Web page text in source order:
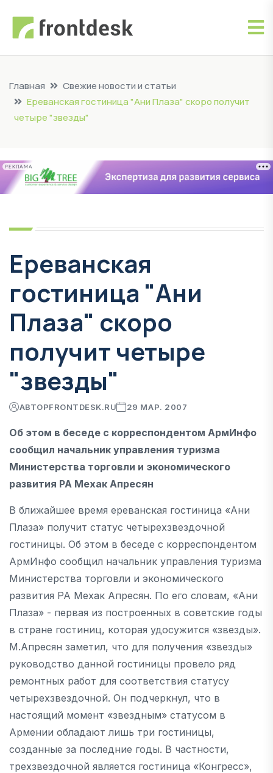
Главная
Свежие новости и статьи
Ереванская гостиница "Ани Плаза" скоро получит
четыре "звезды"
РЕКЛАМА
Ереванская
гостиница "Ани
Плаза" скоро
получит четыре
"звезды"
АВТОРFRONTDESK.RU 29 МАР. 2007
Об этом в беседе с корреспондентом АрмИнфо
сообщил начальник управления туризма
Министерства торговли и экономического
развития РА Мехак Апресян
В ближайшее время ереванская гостиница «Ани
Плаза» получит статус четырехзвездочной
гостиницы. Об этом в беседе с корреспондентом
АрмИнфо сообщил начальник управления туризма
Министерства торговли и экономического
развития РА Мехак Апресян. По его словам, «Ани
Плаза» - первая из построенных в советские годы
в стране гостиниц, которая удосужится «звезды».
М.Апресян заметил, что для получения «звезды»
руководство данной гостиницы провело ряд
ремонтных работ для соответствия статусу
четырехзвездочной. Он подчеркнул, что в
настоящий момент «звездным» статусом в
Армении обладают лишь три гостиницы,
созданные за последние годы. В частности,
трехзвездочной является гостиница «Конгресс»,